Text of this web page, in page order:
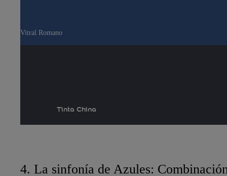
Vitral Romano
Tinta China
4. La sinfonía de Azules: